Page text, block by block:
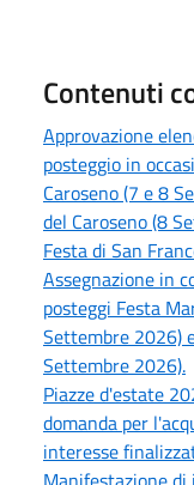
Contenuti
Approvazione
posteggio in
Caroseno (7 e 8
del Caroseno (8
Festa di San
Assegnazione in
posteggi Festa
Settembre 2026)
Settembre 2026).
Piazze d'estate
domanda per
interesse